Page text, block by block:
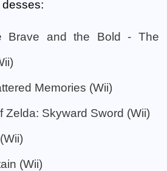
Brave and the Bold - The
Memories (Wii)
Zelda: Skyward Sword (Wii)
(Wii)